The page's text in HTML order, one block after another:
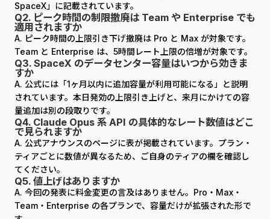
SpaceX」に記載されています。
Q2. ピーク時間の制限撤廃は Team や Enterprise でも
適用されますか
A. ピーク時間の上限引き下げ撤廃は Pro と Max が対象です。
Team と Enterprise は、5時間レート上限の倍増が対象です。
Q3. SpaceX のデータセンター容量はいつから効きま
すか
A. 公式には「1ヶ月以内に追加容量が利用可能になる」と説明
されています。本日発効の上限引き上げと、来月にかけての容
量追加は別の段取りです。
Q4. Claude Opus 系 API の具体的なレート数値はどこ
で見られますか
A. 公式アナウンスのページに表が掲載されています。プラン・
ティアごとに数値が異なるため、ご自身のティアの欄を確認し
てください。
Q5. 値上げはありますか
A. 今回の発表に料金変更の言及はありません。Pro・Max・
Team・Enterprise の各プランで、容量だけが拡張された形で